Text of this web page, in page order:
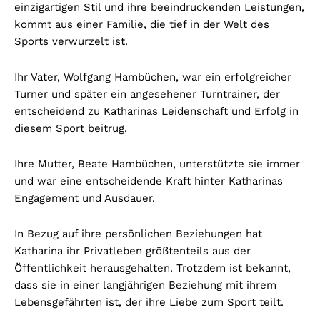
einzigartigen Stil und ihre beeindruckenden Leistungen,
kommt aus einer Familie, die tief in der Welt des
Sports verwurzelt ist.
Ihr Vater, Wolfgang Hambüchen, war ein erfolgreicher
Turner und später ein angesehener Turntrainer, der
entscheidend zu Katharinas Leidenschaft und Erfolg in
diesem Sport beitrug.
Ihre Mutter, Beate Hambüchen, unterstützte sie immer
und war eine entscheidende Kraft hinter Katharinas
Engagement und Ausdauer.
In Bezug auf ihre persönlichen Beziehungen hat
Katharina ihr Privatleben größtenteils aus der
Öffentlichkeit herausgehalten. Trotzdem ist bekannt,
dass sie in einer langjährigen Beziehung mit ihrem
Lebensgefährten ist, der ihre Liebe zum Sport teilt.